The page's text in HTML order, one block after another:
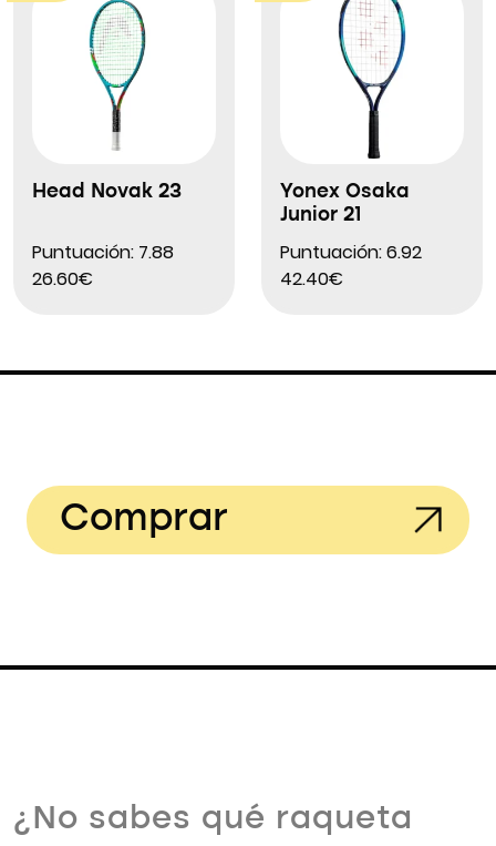
Head Novak 23
Puntuación: 7.88
26.60€
Yonex Osaka
Junior 21
Puntuación: 6.92
42.40€
Comprar
¿No sabes qué raqueta